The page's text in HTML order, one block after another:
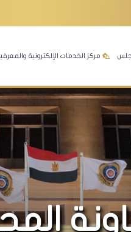
مركز الخدمات الإلكترونية